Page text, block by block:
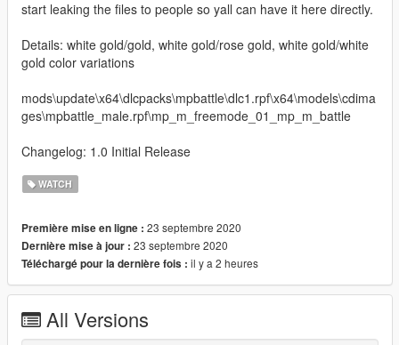
start leaking the files to people so yall can have it here directly.
Details: white gold/gold, white gold/rose gold, white gold/white
gold color variations
mods\update\x64\dlcpacks\mpbattle\dlc1.rpf\x64\models\cdima
ges\mpbattle_male.rpf\mp_m_freemode_01_mp_m_battle
Changelog: 1.0 Initial Release
WATCH
Première mise en ligne : 23 septembre 2020
Dernière mise à jour : 23 septembre 2020
Téléchargé pour la dernière fois : il y a 2 heures
All Versions